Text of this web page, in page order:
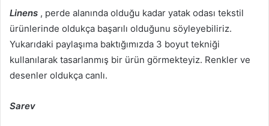
Linens , perde alanında olduğu kadar yatak odası tekstil
ürünlerinde oldukça başarılı olduğunu söyleyebiliriz.
Yukarıdaki paylaşıma baktığımızda 3 boyut tekniği
kullanılarak tasarlanmış bir ürün görmekteyiz. Renkler ve
desenler oldukça canlı.
Sarev